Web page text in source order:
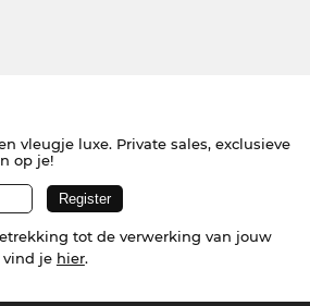
vleugje luxe. Private sales, exclusieve
op je!
tot de verwerking van jouw
vind je hier.